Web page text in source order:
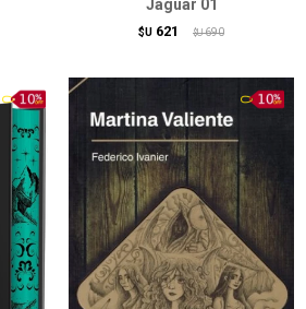
Jaguar 01
$U 621 $U 690